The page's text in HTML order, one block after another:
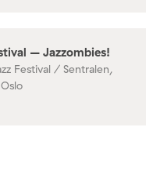
– Jazzombies!
Festival / Sentralen,